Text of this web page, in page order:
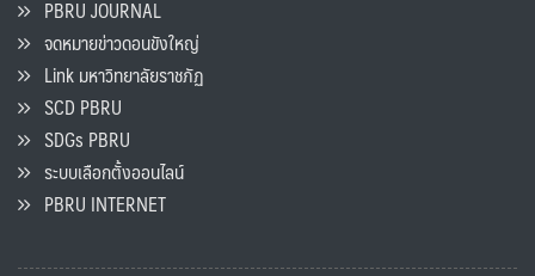
PBRU JOURNAL
จดหมายข่าวดอนขังใหญ่
Link มหาวิทยาลัยราชภัฏ
SCD PBRU
SDGs PBRU
ระบบเลือกตั้งออนไลน์
PBRU INTERNET